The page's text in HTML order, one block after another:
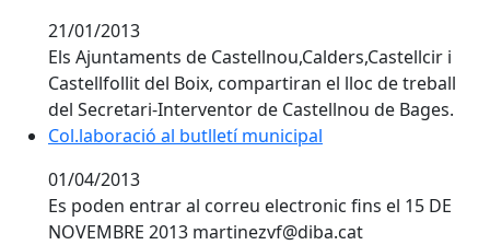
21/01/2013
Els Ajuntaments de Castellnou,Calders,Castellcir i
Castellfollit del Boix, compartiran el lloc de treball
del Secretari-Interventor de Castellnou de Bages.
Col.laboració al butlletí municipal
01/04/2013
Es poden entrar al correu electronic fins el 15 DE
NOVEMBRE 2013 martinezvf@diba.cat